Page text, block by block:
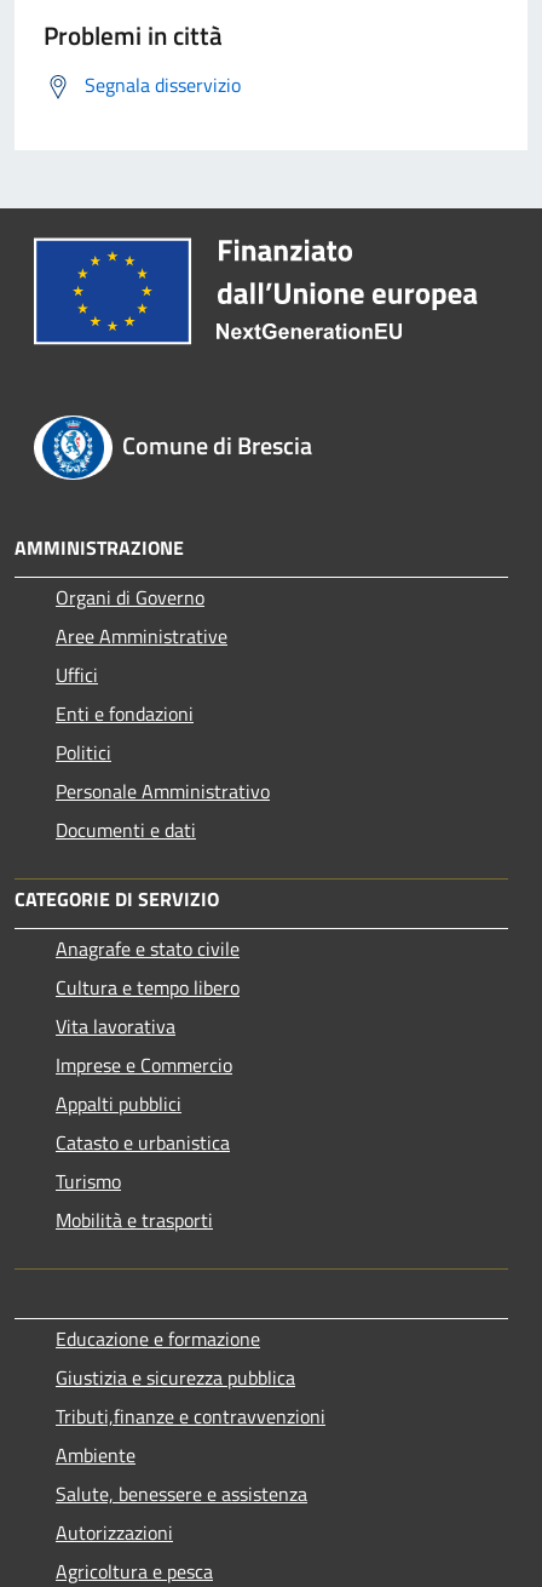
Problemi in città
Segnala disservizio
Comune di Brescia
AMMINISTRAZIONE
Organi di Governo
Aree Amministrative
Uffici
Enti e fondazioni
Politici
Personale Amministrativo
Documenti e dati
CATEGORIE DI SERVIZIO
Anagrafe e stato civile
Cultura e tempo libero
Vita lavorativa
Imprese e Commercio
Appalti pubblici
Catasto e urbanistica
Turismo
Mobilità e trasporti
Educazione e formazione
Giustizia e sicurezza pubblica
Tributi,finanze e contravvenzioni
Ambiente
Salute, benessere e assistenza
Autorizzazioni
Agricoltura e pesca